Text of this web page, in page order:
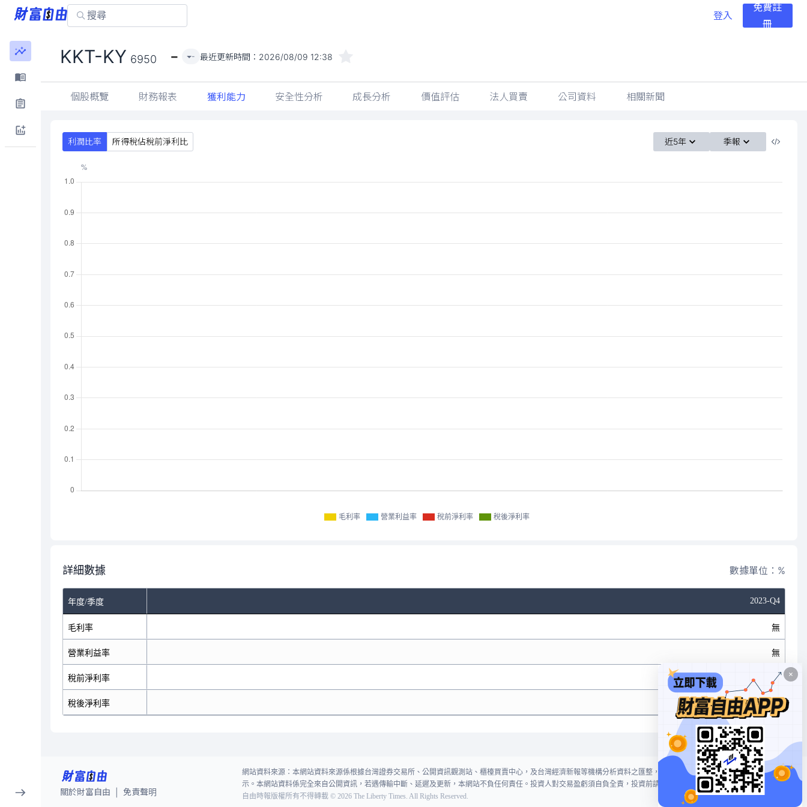
登入
免費註
冊
KKT-KY 6950 - - 最近更新時間： 2026/08/09 12:38
個股概覽 財務報表 獲利能力 安全性分析 成長分析 價值評估 法人買賣 公司資料 相關新聞
利潤比率 所得稅佔稅前淨利比 近5年 季報
毛利率 營業利益率 稅前淨利率 稅後淨利率
詳細數據 數據單位：%
年度/季度 2023-Q4
毛利率
營業利益率
稅前淨利率
稅後淨利率
無
無
無
無
關於財富自由 免責聲明
網站資料來源：本網站資料來源係根據台灣證券交易所、公開資訊觀測站、櫃檯買賣中心，及台灣經濟新報等機構分析資料之匯整，本網站對投資人買賣不作任何建議或暗
示。本網站資料係完全來自公開資訊，若遇傳輸中斷、延遲及更新，本網站不負任何責任。投資人對交易盈虧須自負全責，投資前請謹慎評估風險。
自由時報版權所有不得轉載 © 2026 The Liberty Times. All Rights Reserved.